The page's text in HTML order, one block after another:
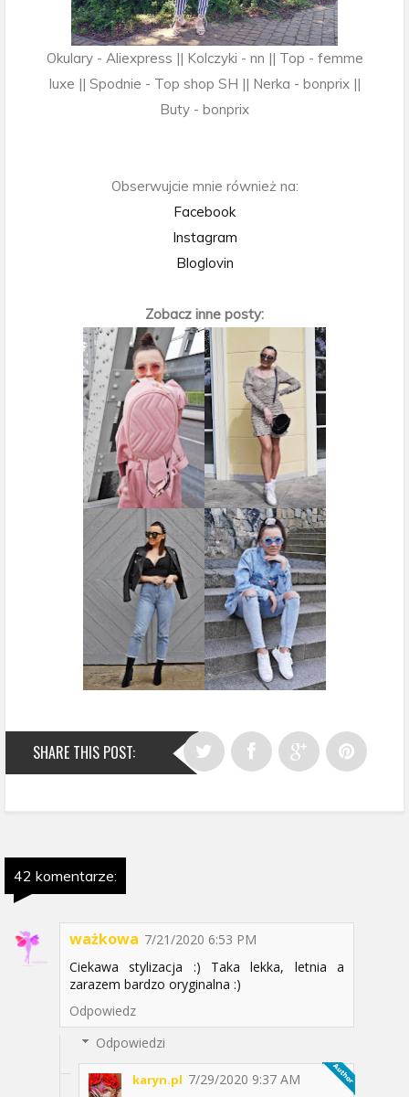
Okulary - Aliexpress || Kolczyki - nn || Top - femme
luxe || Spodnie - Top shop SH || Nerka - bonprix ||
Buty - bonprix
Obserwujcie mnie również na:
Facebook
Instagram
Bloglovin
Zobacz inne posty:
SHARE THIS POST:
42 komentarze:
ważkowa 7/21/2020 6:53 PM
Ciekawa stylizacja :) Taka lekka, letnia a
zarazem bardzo oryginalna :)
Odpowiedz
Odpowiedzi
karyn.pl 7/29/2020 9:37 AM